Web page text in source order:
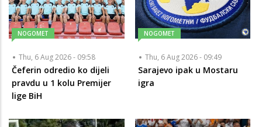
NOGOMET
Thu, 6 Aug 2026 - 09:58
Čeferin odredio ko dijeli
pravdu u 1 kolu Premijer
lige BiH
NOGOMET
Thu, 6 Aug 2026 - 09:49
Sarajevo ipak u Mostaru
igra